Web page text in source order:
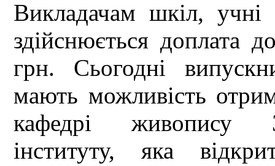
Викладачам шкіл, учні
здійснюється доплата
грн. Сьогодні
мають можливість
кафедрі живопису
інституту, яка